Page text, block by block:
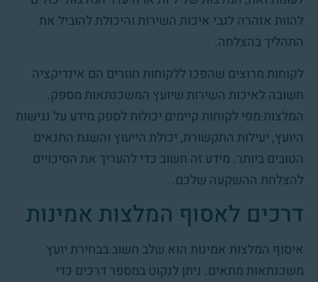
להוות אזהרה לגבי איכות השירות והיכולת להוביל את
התהליך בהצלחה.
לקוחות מרוצים שהפכו ללקוחות חוזרים הם אינדיקציה
חשובה לאיכות השירות שיועץ המשכנתאות מספק.
המלצות מפי לקוחות קיימים יכולות לספק מידע על נגישות
היועץ, יעילות התקשורת, יכולת הייעוץ והשגת התנאים
הטובים ביותר. מידע זה חשוב כדי להעריך את הסיכויים
להצלחת ההשקעה שלכם.
דרכים לאסוף המלצות אמינות
איסוף המלצות אמינות הוא שלב חשוב בבחירת יועץ
משכנתאות מתאים. ניתן לנקוט במספר דרכים כדי